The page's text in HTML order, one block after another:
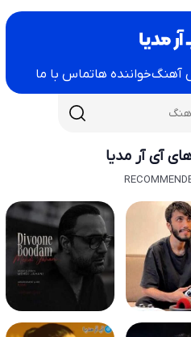
آهنگخواننده هاتماس با ما
آی آر مدیا